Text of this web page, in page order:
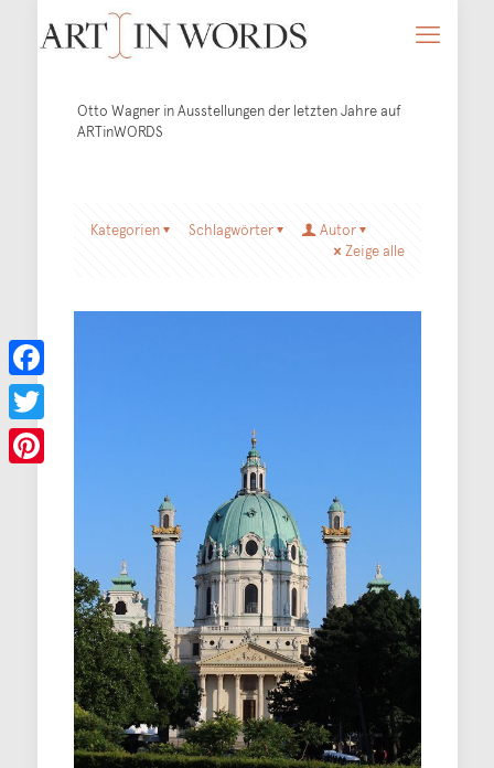
Otto Wagner in Ausstellungen der letzten Jahre auf
ARTinWORDS
Kategorien Schlagwörter
Autor
Zeige alle
Facebook
Twitter